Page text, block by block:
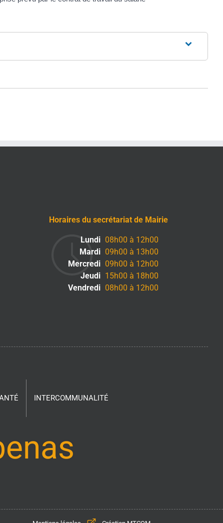
Horaires du secrétariat de Mairie
Lundi 08h00 à 12h00
Mardi 09h00 à 13h00
Mercredi 09h00 à 12h00
Jeudi 15h00 à 18h00
Vendredi 08h00 à 12h00
INTERCOMMUNALITÉ